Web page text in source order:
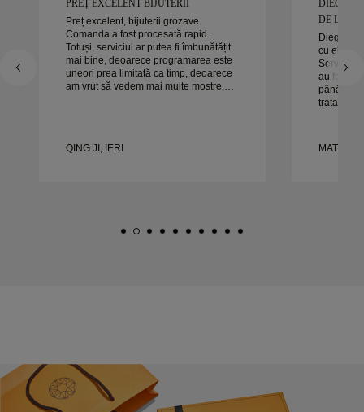
PREȚ EXCELENT BIJUTERII
Preț excelent, bijuterii grozave.
Comanda a fost procesată rapid.
Totuși, serviciul ar putea fi îmbunătățit
mai bine, deoarece programarea este
uneori prea limitată ca timp, deoarece
am vrut să vedem mai multe mostre,
QING JI, IERI
DIEGO A
DE
Diego a
cu el
Serviciul
au fost
până la
tratat
căldură
frumoase